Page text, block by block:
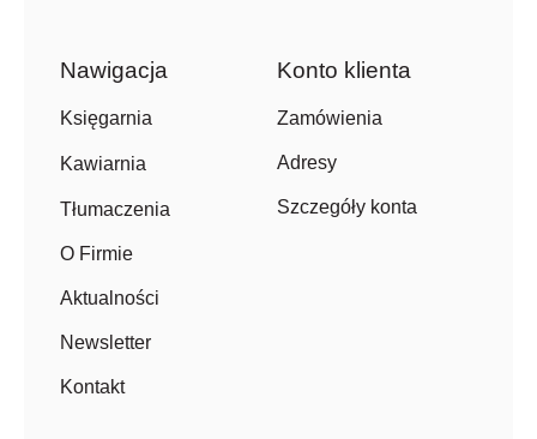
Nawigacja
Księgarnia
Kawiarnia
Tłumaczenia
O Firmie
Aktualności
Newsletter
Kontakt
Konto klienta
Zamówienia
Adresy
Szczegóły konta